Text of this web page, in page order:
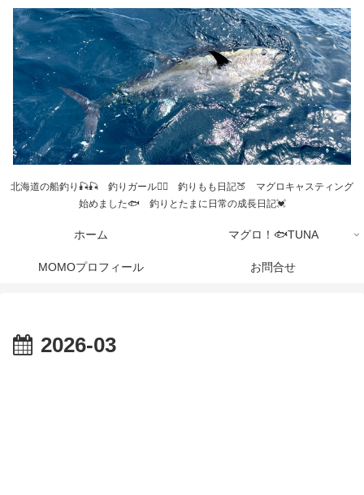
北海道の船釣り🎣🎣 釣りガール💁‍♀️ 釣りもも日記🍑 マグロキャスティング
始めました🐟 釣りとたまに日常の成長日記💓
ホーム マグロ！🐟TUNA
MOMOプロフィール お問合せ
2026-03